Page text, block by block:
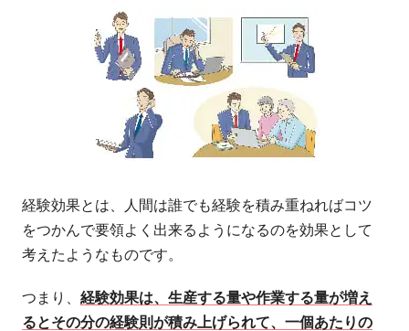
経験効果とは、人間は誰でも経験を積み重ねればコツ
をつかんで要領よく出来るようになるのを効果として
考えたようなものです。
つまり、経験効果は、生産する量や作業する量が増え
るとその分の経験則が積み上げられて、一個あたりの